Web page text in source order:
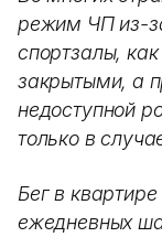
режим ЧП из-
спортзалы,
закрытыми, а
недоступной
только в
Бег в
ежедневных